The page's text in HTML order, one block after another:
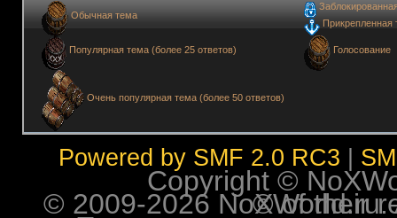
Обычная тема
Популярная тема (более 25 ответов)
Очень популярная тема (более 50 ответов)
Прикрепленная
Голосование
Powered by SMF 2.0 RC3
Copyright ©
© 2009-2026 NoXWorld.ru. All